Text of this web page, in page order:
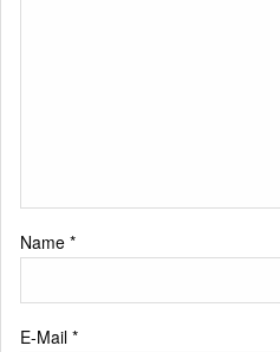
Name *
E-Mail *